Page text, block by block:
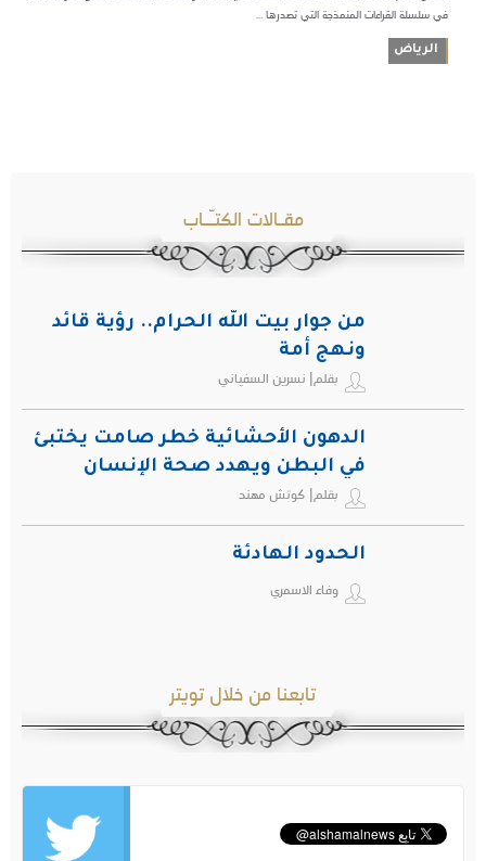
في سلسلة القراءات المنمذجة التي تصدرها ...
الرياض
مقـالات الكتـّـاب
من جوار بيت الله الحرام.. رؤية قائد
ونهج أمة
بقلم| نسرين السفياني
الدهون الأحشائية خطر صامت يختبئ
في البطن ويهدد صحة الإنسان
بقلم| كوتش مهند
الحدود الهادئة
وفاء الاسمري
تابعنا من خلال تويتر